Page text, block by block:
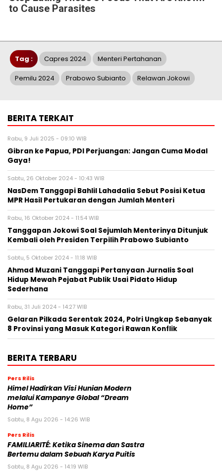
to Cause Parasites
Tag : Capres 2024 Menteri Pertahanan
Pemilu 2024 Prabowo Subianto Relawan Jokowi
BERITA TERKAIT
Rabu, 9 Juli 2025 - 09:10 WIB
Gibran ke Papua, PDI Perjuangan: Jangan Cuma Modal
Gaya!
Sabtu, 26 Oktober 2024 - 10:43 WIB
NasDem Tanggapi Bahlil Lahadalia Sebut Posisi Ketua
MPR Hasil Pertukaran dengan Jumlah Menteri
Rabu, 16 Oktober 2024 - 11:54 WIB
Tanggapan Jokowi Soal Sejumlah Menterinya Ditunjuk
Kembali oleh Presiden Terpilih Prabowo Subianto
Sabtu, 5 Oktober 2024 - 11:18 WIB
Ahmad Muzani Tanggapi Pertanyaan Jurnalis Soal
Hidup Mewah Pejabat Publik Usai Pidato Hidup
Sederhana
Rabu, 31 Juli 2024 - 14:27 WIB
Gelaran Pilkada Serentak 2024, Polri Ungkap Sebanyak
8 Provinsi yang Masuk Kategori Rawan Konflik
BERITA TERBARU
Pers Rilis
Himel Hadirkan Visi Hunian Modern
melalui Kampanye Global “Dream
Home”
Sabtu, 8 Agu 2026 - 14:26 WIB
Pers Rilis
FAMILIARITÉ: Ketika Sinema dan Sastra
Bertemu dalam Sebuah Karya Puitis
Sabtu, 8 Agu 2026 - 14:19 WIB